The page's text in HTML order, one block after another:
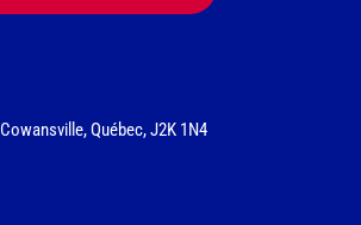
Québec, J2K 1N4